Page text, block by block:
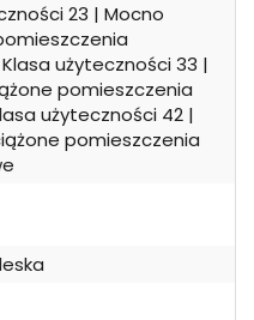
23 | Mocno
użyteczności 33 |
pomieszczenia
użyteczności 42 |
pomieszczenia